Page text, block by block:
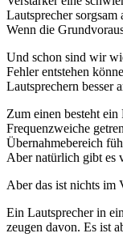
Lautsprecher
Wenn die
Und schon sind wir
Fehler entstehen
Lautsprechern besser
Zum einen besteht
Frequenzweiche
Übernahmebereich
Aber natürlich gibt es
Aber das ist nichts im
Ein Lautsprecher in
zeugen davon. Es ist